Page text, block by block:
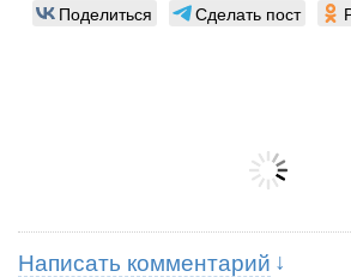
Поделиться Сделать пост
Написать комментарий